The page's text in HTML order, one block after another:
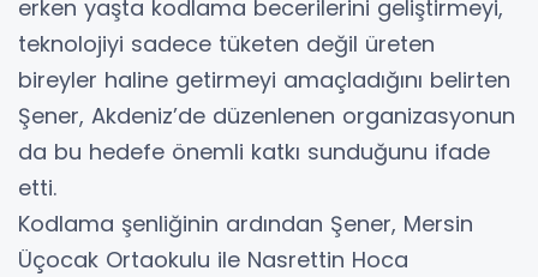
erken yaşta kodlama becerilerini geliştirmeyi,
teknolojiyi sadece tüketen değil üreten
bireyler haline getirmeyi amaçladığını belirten
Şener, Akdeniz’de düzenlenen organizasyonun
da bu hedefe önemli katkı sunduğunu ifade
etti.
Kodlama şenliğinin ardından Şener, Mersin
Üçocak Ortaokulu ile Nasrettin Hoca